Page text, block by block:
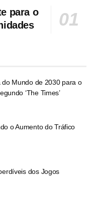
para o
Mundo de 2030 para o
‘The Times’
o Aumento do Tráfico
dos Jogos